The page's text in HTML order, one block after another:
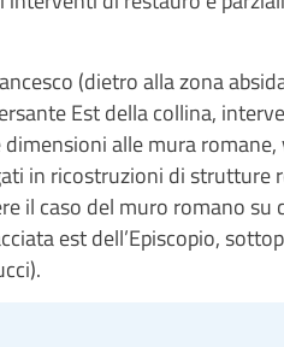
(dietro alla zona
Est della collina,
alle mura romane,
in ricostruzioni di strutture
il caso del muro romano su
est dell’Episcopio,